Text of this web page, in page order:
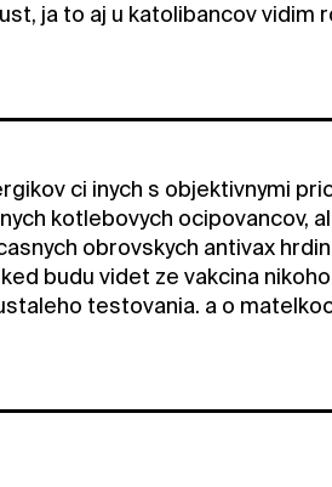
ja to aj u katolibancov vidim
ci inych s objektivnymi
kotlebovych ocipovancov,
obrovskych antivax
budu videt ze vakcina
testovania. a o